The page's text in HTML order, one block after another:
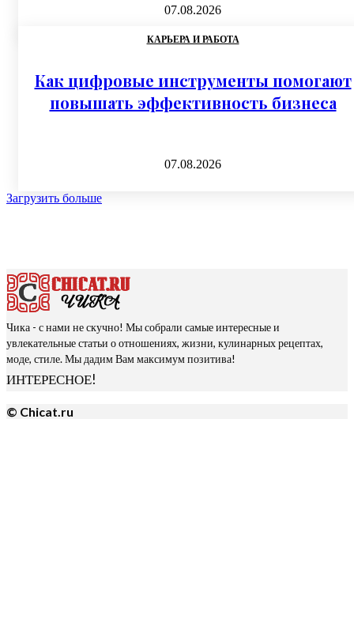
07.08.2026
КАРЬЕРА И РАБОТА
Как цифровые инструменты помогают
повышать эффективность бизнеса
07.08.2026
Загрузить больше
Чика - с нами не скучно! Мы собрали самые интересные и
увлекательные статьи о отношениях, жизни, кулинарных рецептах,
моде, стиле. Мы дадим Вам максимум позитива!
ИНТЕРЕСНОЕ!
© Chicat.ru